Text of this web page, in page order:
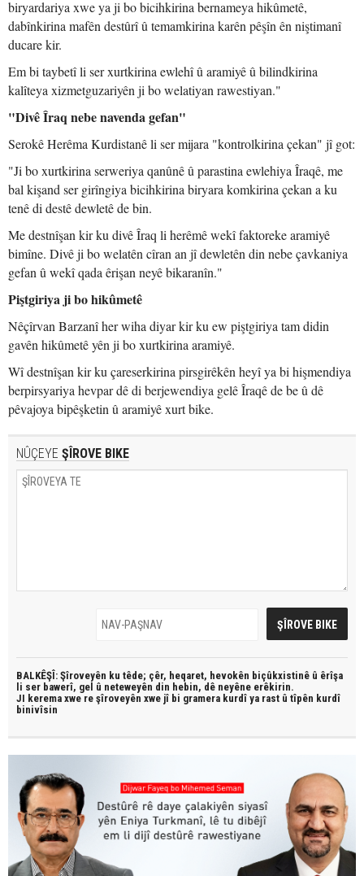
biryardariya xwe ya ji bo bicihkirina bernameya hikûmetê,
dabînkirina mafên destûrî û temamkirina karên pêşîn ên niştimanî
ducare kir.
Em bi taybetî li ser xurtkirina ewlehî û aramiyê û bilindkirina
kalîteya xizmetguzariyên ji bo welatiyan rawestiyan."
"Divê Îraq nebe navenda gefan"
Serokê Herêma Kurdistanê li ser mijara "kontrolkirina çekan" jî got:
"Ji bo xurtkirina serweriya qanûnê û parastina ewlehiya Îraqê, me
bal kişand ser girîngiya bicihkirina biryara komkirina çekan a ku
tenê di destê dewletê de bin.
Me destnîşan kir ku divê Îraq li herêmê wekî faktoreke aramiyê
bimîne. Divê ji bo welatên cîran an jî dewletên din nebe çavkaniya
gefan û wekî qada êrişan neyê bikaranîn."
Piştgiriya ji bo hikûmetê
Nêçîrvan Barzanî her wiha diyar kir ku ew piştgiriya tam didin
gavên hikûmetê yên ji bo xurtkirina aramiyê.
Wî destnîşan kir ku çareserkirina pirsgirêkên heyî ya bi hişmendiya
berpirsyariya hevpar dê di berjewendiya gelê Îraqê de be û dê
pêvajoya bipêşketin û aramiyê xurt bike.
NÛÇEYE ŞÎROVE BIKE
BALKÊŞÎ: Şîroveyên ku têde; çêr, heqaret, hevokên biçûkxistinê û êrîşa
li ser bawerî, gel û neteweyên din hebin, dê neyêne erêkirin.
JI kerema xwe re şîroveyên xwe jî bi gramera kurdî ya rast û tîpên kurdî
binivîsin